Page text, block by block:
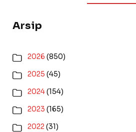
Arsip
2026 (850)
2025 (45)
2024(154)
2023 (165)
2022(31)